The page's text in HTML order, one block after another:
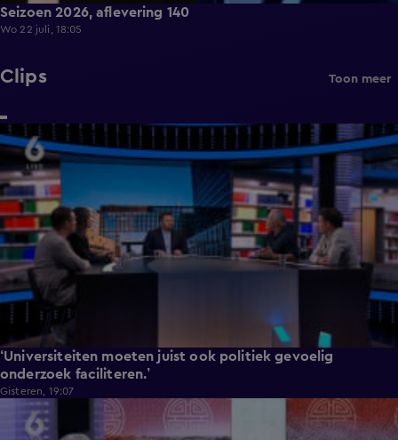
Seizoen 2026, aflevering 140
Wo 22 juli, 18:05
Clips Toon meer
5:21
‘Universiteiten moeten juist ook politiek gevoelig
onderzoek faciliteren.’
Gisteren, 19:07